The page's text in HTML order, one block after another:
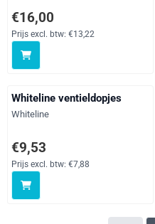
Prijs: 16,00, exclusief btw: 13,22
€16,00
Prijs excl. btw: €13,22
Whiteline ventieldopjes
Merk:
Whiteline
Prijs: 9,53, exclusief btw: 7,88
€9,53
Prijs excl. btw: €7,88